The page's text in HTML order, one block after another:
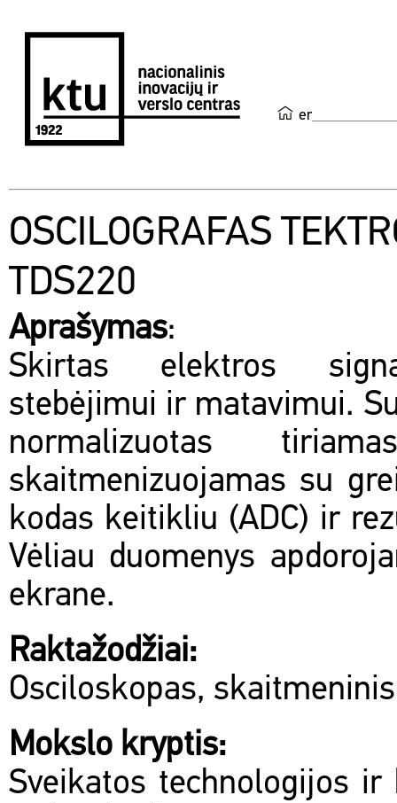
en
OSCILOGRAFAS
TDS220
Aprašymas:
Skirtas elektros
stebėjimui ir matavimui.
normalizuotas
skaitmenizuojamas su
kodas keitikliu (ADC) ir
Vėliau duomenys
ekrane.
Raktažodžiai:
Osciloskopas,
Mokslo kryptis:
Sveikatos technologijos